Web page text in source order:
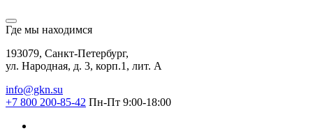
Где мы находимся
193079, Санкт-Петербург,
ул. Народная, д. 3, корп.1, лит. А
info@gkn.su
+7 800 200-85-42 Пн-Пт 9:00-18:00